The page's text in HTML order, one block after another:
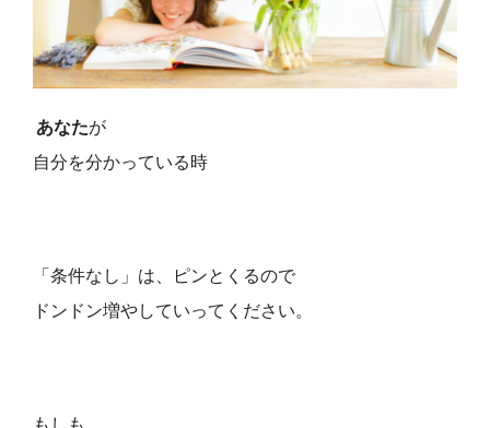
あなたが
自分を分かっている時
「条件なし」は、ピンとくるので
ドンドン増やしていってください。
もしも